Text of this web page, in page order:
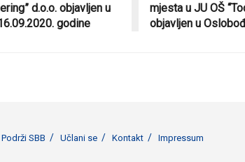
d.o.o. objavljen u
godine
mjesta u JU OŠ
objavljen u
Podrži SBB Učlani se Kontakt Impressum